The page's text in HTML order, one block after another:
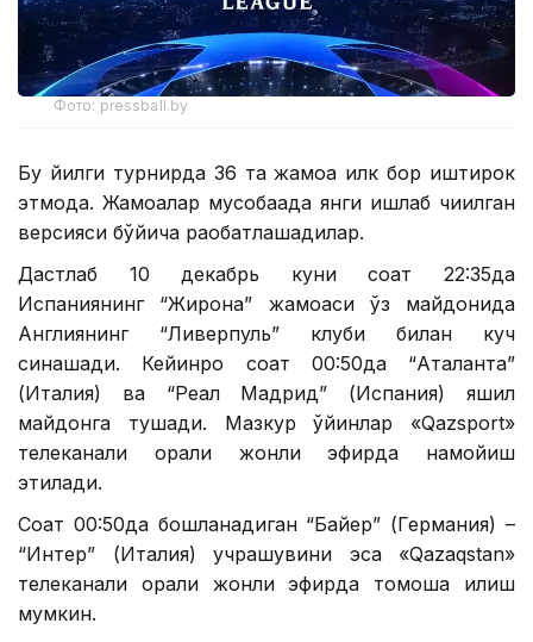
Фото: pressball.by
Бу йилги турнирда 36 та жамоа илк бор иштирок
этмоқда. Жамоалар мусобақада янги ишлаб чиқилган
версияси бўйича рақобатлашадилар.
Дастлаб 10 декабрь куни соат 22:35да
Испаниянинг “Жирона” жамоаси ўз майдонида
Англиянинг “Ливерпуль” клуби билан куч
синашади. Кейинроқ соат 00:50да “Аталанта”
(Италия) ва “Реал Мадрид” (Испания) яшил
майдонга тушади. Мазкур ўйинлар «Qazsport»
телеканали орқали жонли эфирда намойиш
этилади.
Соат 00:50да бошланадиган “Байер” (Германия) –
“Интер” (Италия) учрашувини эса «Qazaqstan»
телеканали орқали жонли эфирда томоша қилиш
мумкин.